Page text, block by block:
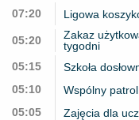
07:20
Ligowa
05:20
Zakaz
tygodni
05:15
Szkoła
05:10
Wspólny
05:05
Zajęcia dla